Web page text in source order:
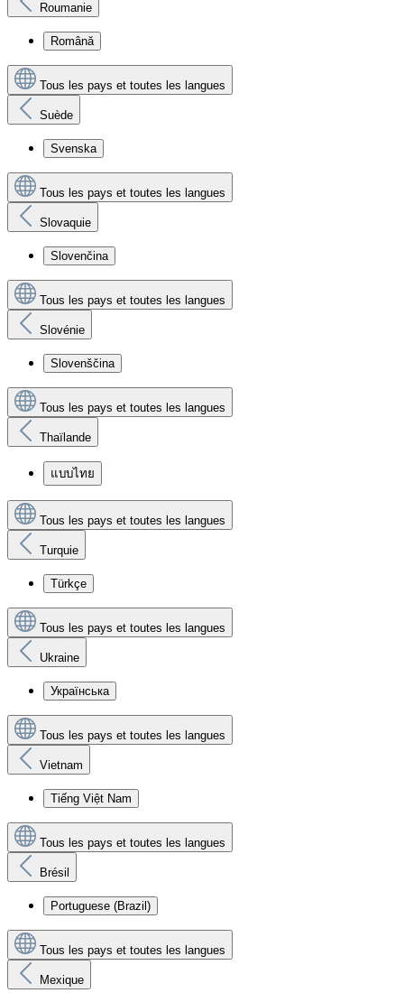
Roumanie
Română
Tous les pays et toutes les langues
Suède
Svenska
Tous les pays et toutes les langues
Slovaquie
Slovenčina
Tous les pays et toutes les langues
Slovénie
Slovenščina
Tous les pays et toutes les langues
Thaïlande
แบบไทย
Tous les pays et toutes les langues
Turquie
Türkçe
Tous les pays et toutes les langues
Ukraine
Українська
Tous les pays et toutes les langues
Vietnam
Tiếng Việt Nam
Tous les pays et toutes les langues
Brésil
Portuguese (Brazil)
Tous les pays et toutes les langues
Mexique